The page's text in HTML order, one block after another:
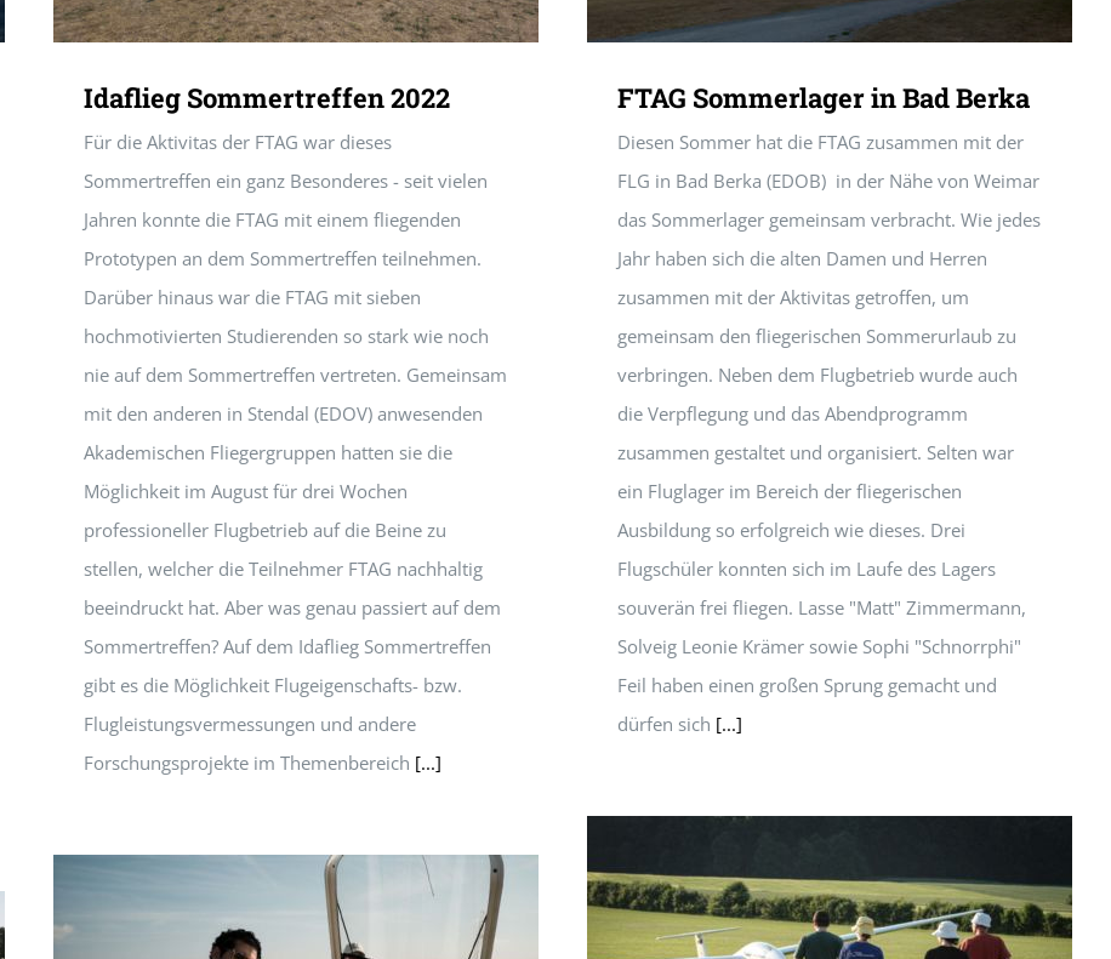
Idaflieg Sommertreffen 2022
Für die Aktivitas der FTAG war dieses
Sommertreffen ein ganz Besonderes - seit vielen
Jahren konnte die FTAG mit einem fliegenden
Prototypen an dem Sommertreffen teilnehmen.
Darüber hinaus war die FTAG mit sieben
hochmotivierten Studierenden so stark wie noch
nie auf dem Sommertreffen vertreten. Gemeinsam
mit den anderen in Stendal (EDOV) anwesenden
Akademischen Fliegergruppen hatten sie die
Möglichkeit im August für drei Wochen
professioneller Flugbetrieb auf die Beine zu
stellen, welcher die Teilnehmer FTAG nachhaltig
beeindruckt hat. Aber was genau passiert auf dem
Sommertreffen? Auf dem Idaflieg Sommertreffen
gibt es die Möglichkeit Flugeigenschafts- bzw.
Flugleistungsvermessungen und andere
Forschungsprojekte im Themenbereich [...]
FTAG Sommerlager in Bad Berka
Diesen Sommer hat die FTAG zusammen mit der
FLG in Bad Berka (EDOB) in der Nähe von Weimar
das Sommerlager gemeinsam verbracht. Wie jedes
Jahr haben sich die alten Damen und Herren
zusammen mit der Aktivitas getroffen, um
gemeinsam den fliegerischen Sommerurlaub zu
verbringen. Neben dem Flugbetrieb wurde auch
die Verpflegung und das Abendprogramm
zusammen gestaltet und organisiert. Selten war
ein Fluglager im Bereich der fliegerischen
Ausbildung so erfolgreich wie dieses. Drei
Flugschüler konnten sich im Laufe des Lagers
souverän frei fliegen. Lasse "Matt" Zimmermann,
Solveig Leonie Krämer sowie Sophi "Schnorrphi"
Feil haben einen großen Sprung gemacht und
dürfen sich [...]